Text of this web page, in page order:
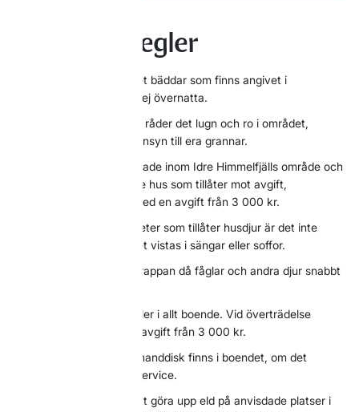
Allmänna regler
Fler personer än antalet bäddar som finns angivet i
stugan/lägenheten får ej övernatta.
Mellan kl. 22.00-07.00 råder det lugn och ro i området,
respektera och visa hänsyn till era grannar.
Husdjur ska vara kopplade inom Idre Himmelfjälls område och
får endast medfölja i de hus som tillåter mot avgift,
överträdelse beivras med en avgift från 3 000 kr.
I de stugor och lägenheter som tillåter husdjur är det inte
tillåtet att låta husdjuret vistas i sängar eller soffor.
Lämna inga sopor på trappan då fåglar och andra djur snabbt
Rökning förbjuden. Gäller i allt boende. Vid överträdelse
debiteras en saneringsavgift från 3 000 kr.
Rengöringsmedel och handdisk finns i boendet, om det
saknas kontakta stugservice.
Det är endast tillåtet att göra upp eld på anvisdade platser i